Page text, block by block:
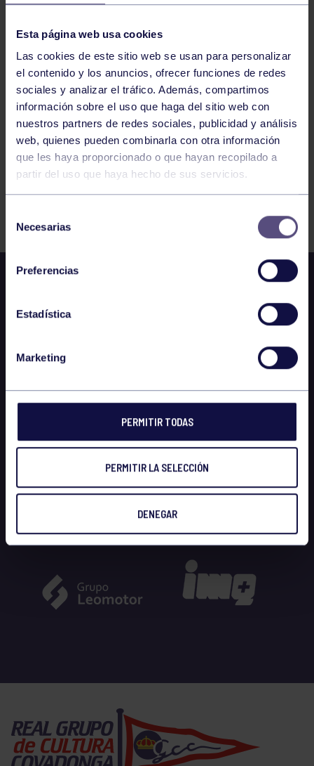
Esta página web usa cookies
Las cookies de este sitio web se usan para personalizar
el contenido y los anuncios, ofrecer funciones de redes
sociales y analizar el tráfico. Además, compartimos
información sobre el uso que haga del sitio web con
nuestros partners de redes sociales, publicidad y análisis
web, quienes pueden combinarla con otra información
que les haya proporcionado o que hayan recopilado a
partir del uso que haya hecho de sus servicios.
Necesarias
Preferencias
Estadística
Marketing
PERMITIR TODAS
PERMITIR LA SELECCIÓN
DENEGAR
09:00h KÁRATE
LIGA NACIONAL DE KUMITE Y KATA
905 906 907 908 909 910 911